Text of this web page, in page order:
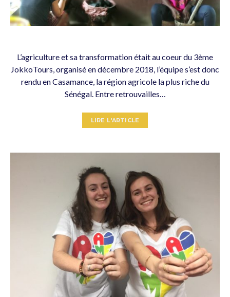
L’agriculture et sa transformation était au coeur du 3ème
JokkoTours, organisé en décembre 2018, l’équipe s’est donc
rendu en Casamance, la région agricole la plus riche du
Sénégal. Entre retrouvailles…
LIRE L'ARTICLE